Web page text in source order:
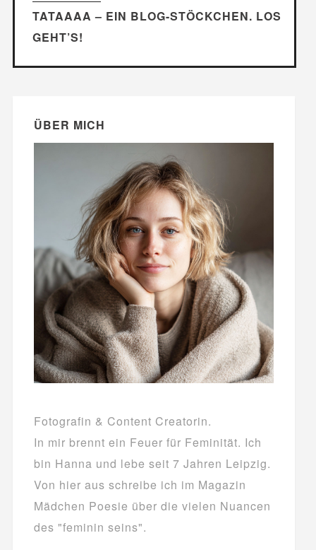
TATAAAA – EIN BLOG-STÖCKCHEN. LOS
GEHT’S!
ÜBER MICH
Fotografin & Content Creatorin.
In mir brennt ein Feuer für Feminität. Ich
bin Hanna und lebe seit 7 Jahren Leipzig.
Von hier aus schreibe ich im Magazin
Mädchen Poesie über die vielen Nuancen
des "feminin seins".